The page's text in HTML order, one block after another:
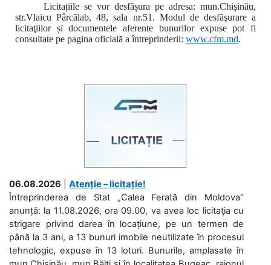
Licitațiile se vor desfășura pe adresa: mun.Chişinău,
str.Vlaicu Pârcălab, 48, sala nr.51. Modul de desfăşurare a
licitaţiilor și documentele aferente bunurilor expuse pot fi
consultate pe pagina oficială a întreprinderii: www.cfm.md.
06.08.2026
Atenție – licitație!
Întreprinderea de Stat „Calea Ferată din Moldova”
anunță: la 11.08.2026, ora 09.00, va avea loc licitaţia cu
strigare privind darea în locațiune, pe un termen de
până la 3 ani, a 13 bunuri imobile neutilizate în procesul
tehnologic, expuse în 13 loturi. Bunurile, amplasate în